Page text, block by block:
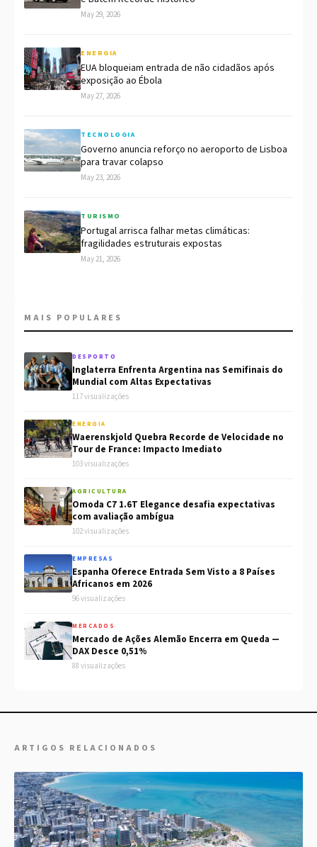
May 29, 2026
ENERGIA
EUA bloqueiam entrada de não cidadãos após
exposição ao Ébola
May 27, 2026
TECNOLOGIA
Governo anuncia reforço no aeroporto de Lisboa
para travar colapso
May 23, 2026
TURISMO
Portugal arrisca falhar metas climáticas:
fragilidades estruturais expostas
May 21, 2026
MAIS POPULARES
DESPORTO
Inglaterra Enfrenta Argentina nas Semifinais do
Mundial com Altas Expectativas
117 visualizações
ENERGIA
Waerenskjold Quebra Recorde de Velocidade no
Tour de France: Impacto Imediato
103 visualizações
AGRICULTURA
Omoda C7 1.6T Elegance desafia expectativas
com avaliação ambígua
102 visualizações
EMPRESAS
Espanha Oferece Entrada Sem Visto a 8 Países
Africanos em 2026
96 visualizações
MERCADOS
Mercado de Ações Alemão Encerra em Queda —
DAX Desce 0,51%
88 visualizações
ARTIGOS RELACIONADOS